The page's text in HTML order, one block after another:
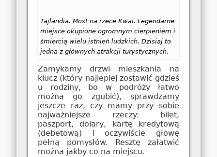
Tajlandia. Most na rzece Kwai. Legendarne
miejsce okupione ogromnym cierpieniem i
śmiercią wielu istnień ludzkich. Dzisiaj to
jedna z głównych atrakcji turystycznych.
Zamykamy drzwi mieszkania na
klucz (który najlepiej zostawić gdzieś
u rodziny, bo w podróży łatwo
można go zgubić), sprawdzamy
jeszcze raz, czy mamy przy sobie
najważniejsze rzeczy: bilet,
paszport, dolary, kartę kredytową
(debetową) i oczywiście głowę
pełną pomysłów. Resztę załatwić
można jakby co na miejscu.